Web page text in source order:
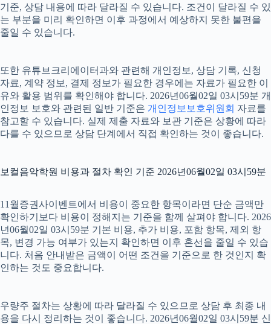
기준, 상담 내용에 따라 달라질 수 있습니다. 조건이 달라질 수 있
는 부분을 미리 확인하면 이후 과정에서 예상하지 못한 불편을
줄일 수 있습니다.
또한 유튜브크리에이터과와 관련해 개인정보, 상담 기록, 신청
자료, 계약 정보, 결제 정보가 필요한 경우에는 자료가 필요한 이
유와 활용 범위를 확인해야 합니다. 2026년06월02일 03시59분 개
인정보 보호와 관련된 일반 기준은 개인정보보호위원회 자료를
참고할 수 있습니다. 실제 제출 자료와 보관 기준은 상황에 따라
다를 수 있으므로 상담 단계에서 직접 확인하는 것이 좋습니다.
보컬음악학원 비용과 절차 확인 기준 2026년06월02일 03시59분
11월증권사이벤트에서 비용이 중요한 항목이라면 단순 금액만
확인하기보다 비용이 정해지는 기준을 함께 살펴야 합니다. 2026
년06월02일 03시59분 기본 비용, 추가 비용, 포함 항목, 제외 항
목, 변경 가능 여부가 있는지 확인하면 이후 혼선을 줄일 수 있습
니다. 처음 안내받은 금액이 어떤 조건을 기준으로 한 것인지 확
인하는 것도 중요합니다.
우량주 절차는 상황에 따라 달라질 수 있으므로 상담 후 최종 내
용을 다시 정리하는 것이 좋습니다. 2026년06월02일 03시59분 신